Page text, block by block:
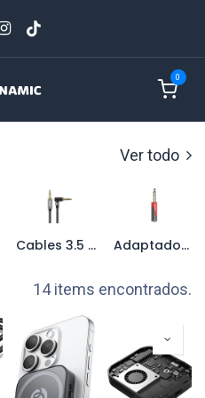
0
Ver todo
Cables 3.5 mm Adaptadores Audio
14 items encontrados.